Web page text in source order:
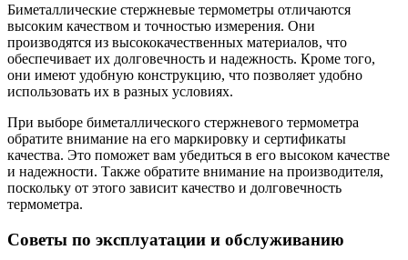
Биметаллические стержневые термометры отличаются
высоким качеством и точностью измерения. Они
производятся из высококачественных материалов, что
обеспечивает их долговечность и надежность. Кроме того,
они имеют удобную конструкцию, что позволяет удобно
использовать их в разных условиях.
При выборе биметаллического стержневого термометра
обратите внимание на его маркировку и сертификаты
качества. Это поможет вам убедиться в его высоком качестве
и надежности. Также обратите внимание на производителя,
поскольку от этого зависит качество и долговечность
термометра.
Советы по эксплуатации и обслуживанию